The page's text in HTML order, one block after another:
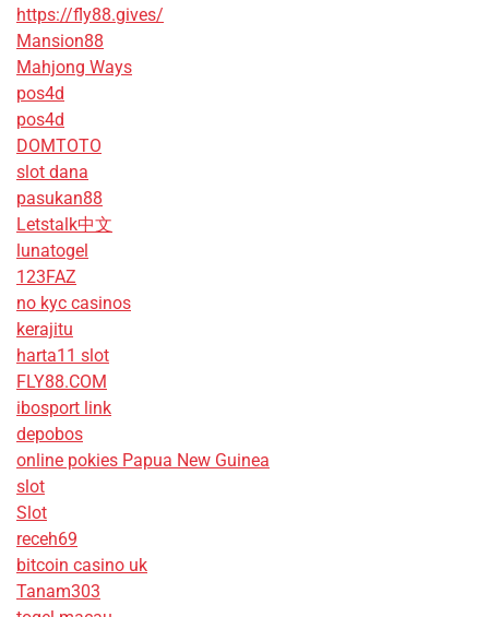
https://fly88.gives/
Mansion88
Mahjong Ways
pos4d
pos4d
DOMTOTO
slot dana
pasukan88
Letstalk中文
lunatogel
123FAZ
no kyc casinos
kerajitu
harta11 slot
FLY88.COM
ibosport link
depobos
online pokies Papua New Guinea
slot
Slot
receh69
bitcoin casino uk
Tanam303